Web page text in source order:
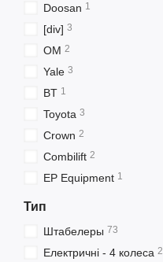
Doosan 1
[div] 3
OM 2
Yale 3
BT 1
Toyota 3
Crown 2
Combilift 2
EP Equipment 1
Тип
Штабелеры 73
Електричні - 4 колеса